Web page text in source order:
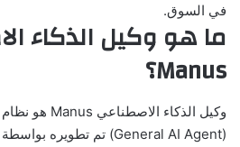
في السوق.
ما هو وكيل الذكاء
Manus؟
وكيل الذكاء الاصطناعي Manus
هو